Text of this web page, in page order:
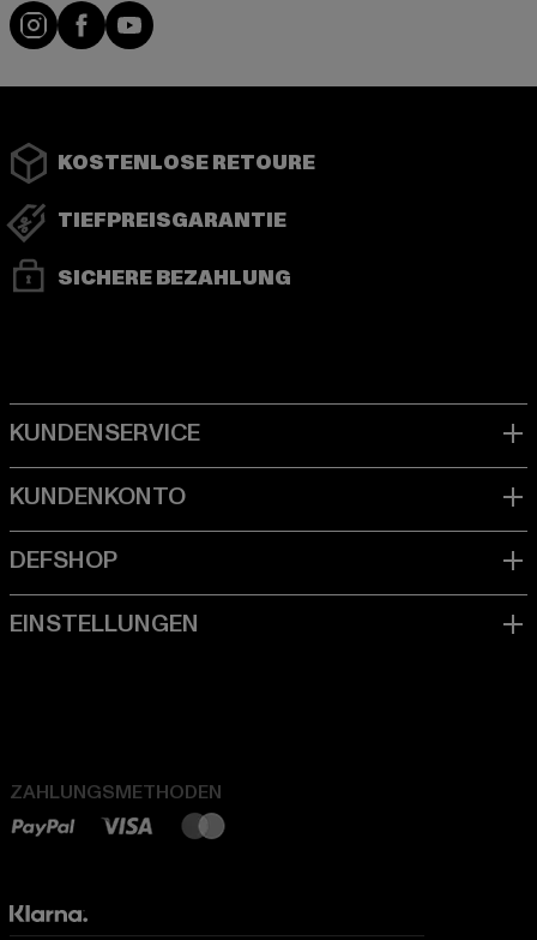
Instagram
FacebookYouTube
KOSTENLOSE RETOURE
TIEFPREISGARANTIE
SICHERE BEZAHLUNG
ZAHLUNGSMETHODEN